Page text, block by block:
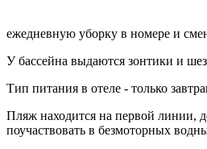
ежедневную уборку в номере и
У бассейна выдаются зонтики и
Тип питания в отеле - только
Пляж находится на первой линии,
поучаствовать в безмоторных